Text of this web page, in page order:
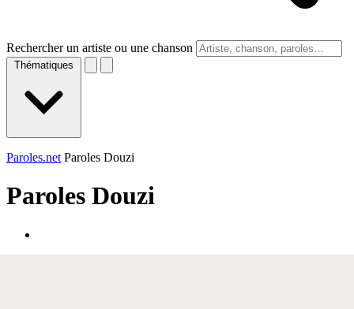
Rechercher un artiste ou une chanson
Thématiques
Paroles.net Paroles Douzi
Paroles Douzi